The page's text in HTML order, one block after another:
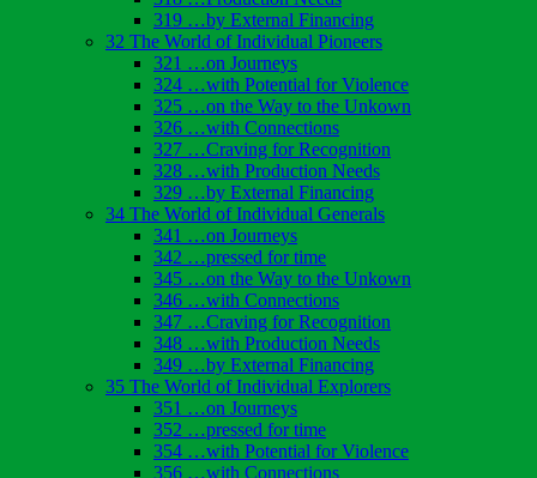
319 …by External Financing
32 The World of Individual Pioneers
321 …on Journeys
324 …with Potential for Violence
325 …on the Way to the Unkown
326 …with Connections
327 …Craving for Recognition
328 …with Production Needs
329 …by External Financing
34 The World of Individual Generals
341 …on Journeys
342 …pressed for time
345 …on the Way to the Unkown
346 …with Connections
347 …Craving for Recognition
348 …with Production Needs
349 …by External Financing
35 The World of Individual Explorers
351 …on Journeys
352 …pressed for time
354 …with Potential for Violence
356 …with Connections